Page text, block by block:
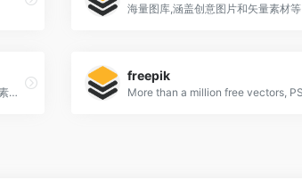
海量图库,涵盖创意图片和矢量素材等
快图网提供免费的PNG元素和高清背景图片素材免费下载
freepik